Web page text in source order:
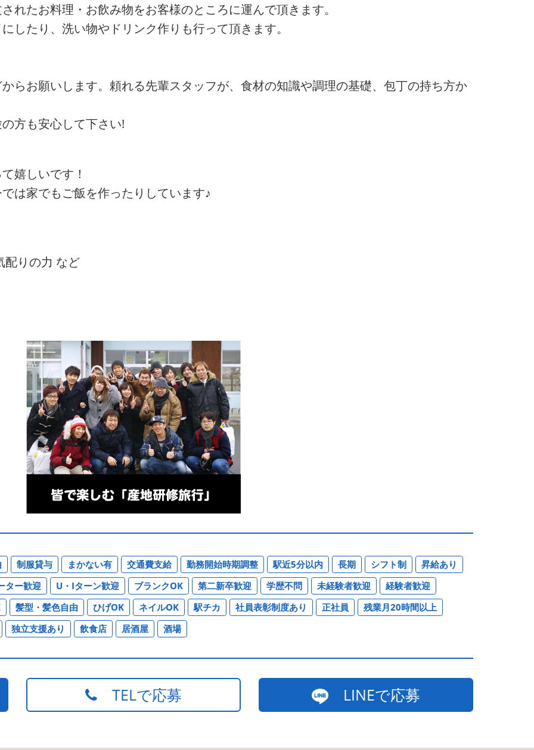
れたお料理・お飲み物をお客様のところに運んで頂きます。
したり、洗い物やドリンク作りも行って頂きます。
らお願いします。頼れる先輩スタッフが、食材の知識や調理の基礎、包丁の持ち方か
方も安心して下さい!
嬉しいです！
は家でもご飯を作ったりしています♪
配りの力 など
制服貸与 まかない有 交通費支給 勤務開始時期調整 駅近5分以内 長期 シフト制
昇給あり
ター歓迎
U・Iターン歓迎 ブランクOK 第二新卒歓迎 学歴不問 未経験者歓迎
経験者歓迎
髪型・髪色自由 ひげOK ネイルOK 駅チカ 社員表彰制度あり 正社員
残業月20時間以上
独立支援あり
飲食店 居酒屋 酒場
TELで応募 LINEで応募